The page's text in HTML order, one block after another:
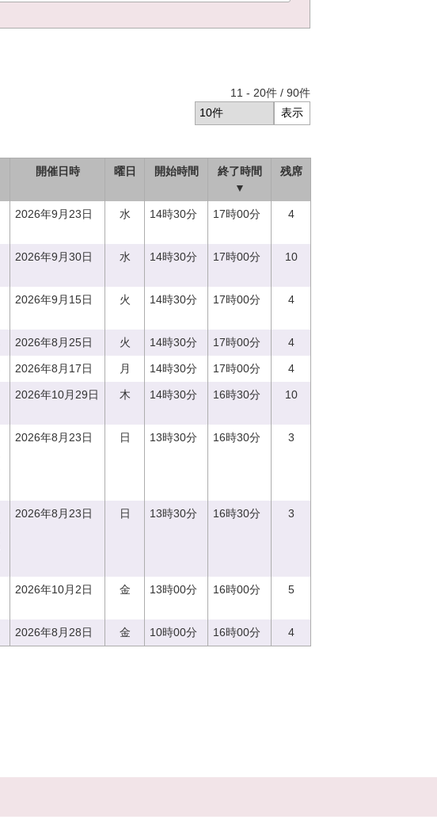
11 - 20件 / 90件
開催日時 曜日 開始時間
終了時間
▼
残席
2026年9月23日 水 14時30分 17時00分 4
2026年9月30日 水 14時30分 17時00分 10
2026年9月15日 火 14時30分 17時00分 4
2026年8月25日 火 14時30分 17時00分 4
2026年8月17日 月 14時30分 17時00分 4
2026年10月29日 木 14時30分 16時30分 10
2026年8月23日 日 13時30分 16時30分 3
2026年8月23日 日 13時30分 16時30分 3
2026年10月2日 金 13時00分 16時00分 5
2026年8月28日 金 10時00分 16時00分 4